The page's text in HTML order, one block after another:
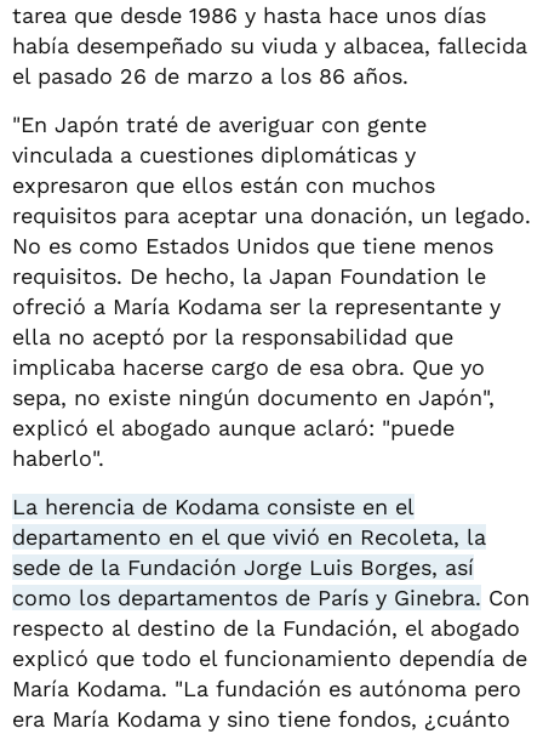
tarea que desde 1986 y hasta hace unos días
había desempeñado su viuda y albacea, fallecida
el pasado 26 de marzo a los 86 años.
"En Japón traté de averiguar con gente
vinculada a cuestiones diplomáticas y
expresaron que ellos están con muchos
requisitos para aceptar una donación, un legado.
No es como Estados Unidos que tiene menos
requisitos. De hecho, la Japan Foundation le
ofreció a María Kodama ser la representante y
ella no aceptó por la responsabilidad que
implicaba hacerse cargo de esa obra. Que yo
sepa, no existe ningún documento en Japón",
explicó el abogado aunque aclaró: "puede
haberlo".
La herencia de Kodama consiste en el
departamento en el que vivió en Recoleta, la
sede de la Fundación Jorge Luis Borges, así
como los departamentos de París y Ginebra. Con
respecto al destino de la Fundación, el abogado
explicó que todo el funcionamiento dependía de
María Kodama. "La fundación es autónoma pero
era María Kodama y sino tiene fondos, ¿cuánto